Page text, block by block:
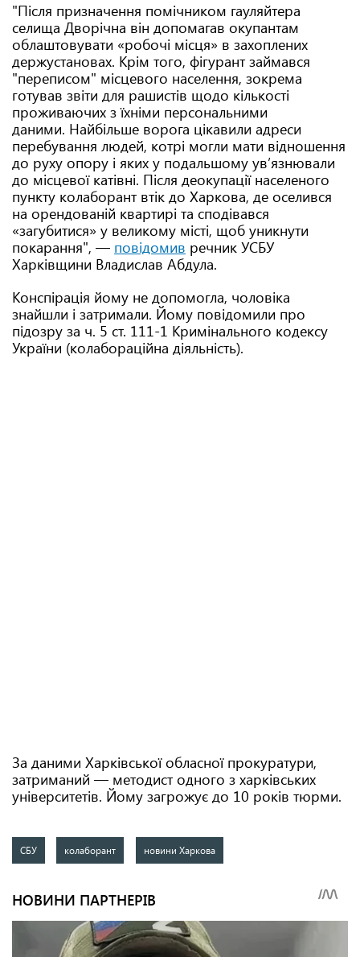
"Після призначення помічником гауляйтера
селища Дворічна він допомагав окупантам
облаштовувати «робочі місця» в захоплених
держустановах. Крім того, фігурант займався
"переписом" місцевого населення, зокрема
готував звіти для рашистів щодо кількості
проживаючих з їхніми персональними
даними. Найбільше ворога цікавили адреси
перебування людей, котрі могли мати відношення
до руху опору і яких у подальшому ув’язнювали
до місцевої катівні. Після деокупації населеного
пункту колаборант втік до Харкова, де оселився
на орендованій квартирі та сподівався
«загубитися» у великому місті, щоб уникнути
покарання", — повідомив речник УСБУ
Харківщини Владислав Абдула.
Конспірація йому не допомогла, чоловіка
знайшли і затримали. Йому повідомили про
підозру за ч. 5 ст. 111-1 Кримінального кодексу
України (колабораційна діяльність).
За даними Харківської обласної прокуратури,
затриманий — методист одного з харківських
університетів. Йому загрожує до 10 років тюрми.
СБУ колаборант новини Харкова